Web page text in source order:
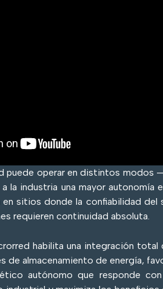
puede operar en distintos modos
la industria una mayor autonomía
en sitios donde la confiabilidad del
requieren continuidad absoluta.
habilita una integración total
de almacenamiento de energía,
autónomo que responde